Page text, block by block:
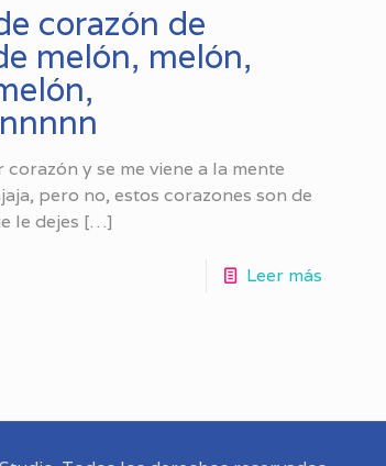
corazón de
melón, melón,
corazón y se me viene a la mente
pero no, estos corazones son de
le dejes […]
Leer más